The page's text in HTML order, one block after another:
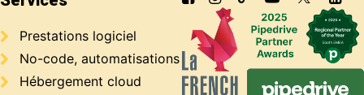
Prestations logiciel
No-code, automatisations
Hébergement cloud